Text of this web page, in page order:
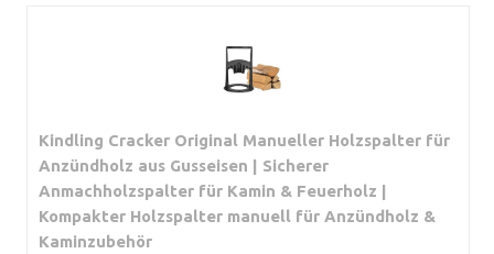
Kindling Cracker Original Manueller Holzspalter für
Anzündholz aus Gusseisen | Sicherer
Anmachholzspalter für Kamin & Feuerholz |
Kompakter Holzspalter manuell für Anzündholz &
Kaminzubehör